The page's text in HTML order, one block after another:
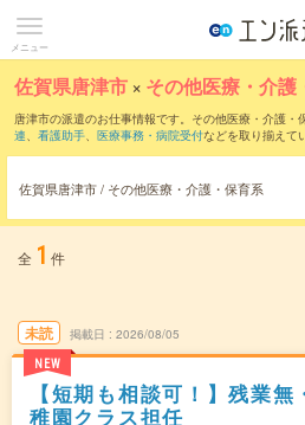
メニュー
佐賀県唐津市 × その他医療・介護
唐津市の派遣のお仕事情報です。その他医療・介護・
連、 看護助手、 医療事務・病院受付などを取り揃えて
佐賀県唐津市 / その他医療・介護・保育系
全 1 件
未読
NEW
掲載日 2026/08/05
【短期も相談可！】残業
稚園クラス担任